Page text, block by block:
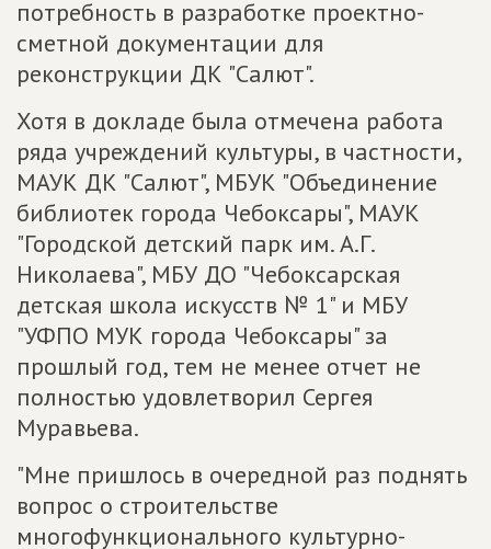
потребность в разработке проектно-
сметной документации для
реконструкции ДК "Салют".
Хотя в докладе была отмечена работа
ряда учреждений культуры, в частности,
МАУК ДК "Салют", МБУК "Объединение
библиотек города Чебоксары", МАУК
"Городской детский парк им. А.Г.
Николаева", МБУ ДО "Чебоксарская
детская школа искусств № 1" и МБУ
"УФПО МУК города Чебоксары" за
прошлый год, тем не менее отчет не
полностью удовлетворил Сергея
Муравьева.
"Мне пришлось в очередной раз поднять
вопрос о строительстве
многофункционального культурно-